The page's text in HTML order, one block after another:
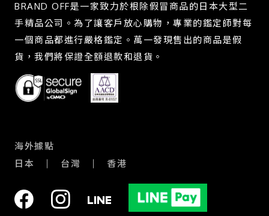
BRAND OFF是一家致力於根除假冒商品的日本大型二
手精品公司。為了讓客戶放心購物，專業的鑑定師對每
一個商品都進行嚴格鑑定。萬一發現售出的商品是假
貨，我們將保證全額退款和退貨。
海外據點
日本
台灣 香港